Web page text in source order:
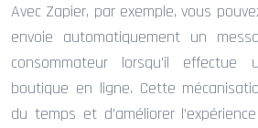
Avec Zapier, par exemple, vous
envoie automatiquement un
consommateur lorsqu’il
boutique en ligne. Cette
du temps et d’améliorer